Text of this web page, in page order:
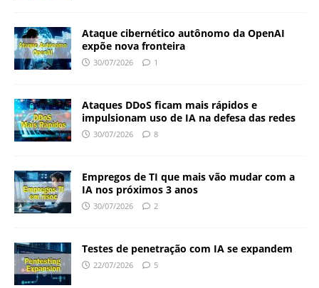
Ataque cibernético autônomo da OpenAI
expõe nova fronteira
30/07/2026 1
Ataques DDoS ficam mais rápidos e
impulsionam uso de IA na defesa das redes
30/07/2026 8
Empregos de TI que mais vão mudar com a
IA nos próximos 3 anos
30/07/2026 2
Testes de penetração com IA se expandem
22/07/2026 5